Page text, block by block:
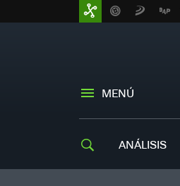
MENÚ
ANÁLISIS